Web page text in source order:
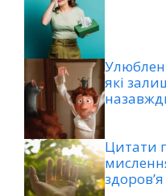
які
Цитати
здоров’я